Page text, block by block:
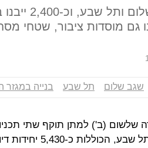
5,430 יח"ד ייבנו
גם מוסדות ציבור, שטחי
שגב שלום תל שבע בנייה במגזר
שלשום (ב') למתן תוקף שתי
ליישובי הבדואים שגב שלום ותל